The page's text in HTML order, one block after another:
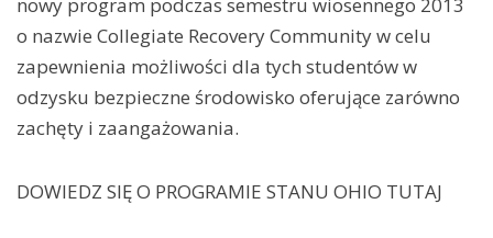
o nazwie Collegiate Recovery Community w celu
zapewnienia możliwości dla tych studentów w
odzysku bezpieczne środowisko oferujące zarówno
zachęty i zaangażowania.
DOWIEDZ SIĘ O PROGRAMIE STANU OHIO TUTAJ